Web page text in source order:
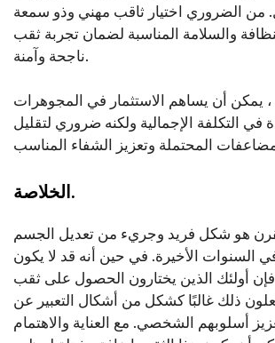
الضروري اختيار ثاقب مهني وذو سمعة
والسلامة المناسبة لضمان تجربة ثقب
ناجحة وآمنة.
، يمكن أن يساهم الاستثمار في المجوهرات
في التكلفة الإجمالية ولكنه ضروري لتقليل
الخلاصة.
هو شكل فريد وجريء من تعديل الجسم
السنوات الأخيرة. في حين أنه قد لا يكون
فإن أولئك الذين يختارون الحصول على ثقب
ذلك غالبًا كشكل من أشكال التعبير عن
أسلوبهم الشخصي. مع العناية والاهتمام